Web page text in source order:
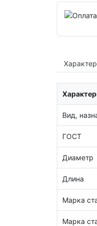
Вид,
ГОСТ
Диаметр
Длина
Марка
Марка